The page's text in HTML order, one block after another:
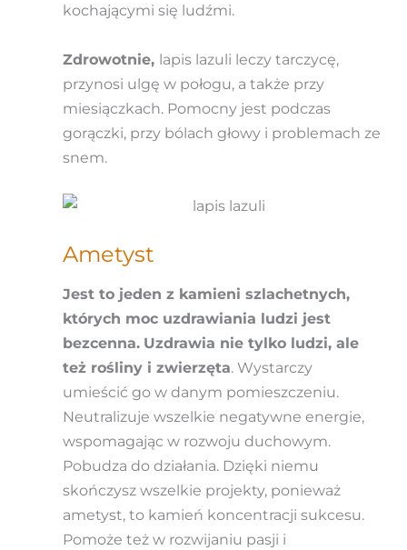
kochającymi się ludźmi.
Zdrowotnie, lapis lazuli leczy tarczycę,
przynosi ulgę w połogu, a także przy
miesiączkach. Pomocny jest podczas
gorączki, przy bólach głowy i problemach ze
snem.
Ametyst
Jest to jeden z kamieni szlachetnych,
których moc uzdrawiania ludzi jest
bezcenna. Uzdrawia nie tylko ludzi, ale
też rośliny i zwierzęta. Wystarczy
umieścić go w danym pomieszczeniu.
Neutralizuje wszelkie negatywne energie,
wspomagając w rozwoju duchowym.
Pobudza do działania. Dzięki niemu
skończysz wszelkie projekty, ponieważ
ametyst, to kamień koncentracji sukcesu.
Pomoże też w rozwijaniu pasji i